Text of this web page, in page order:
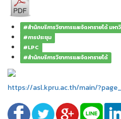
#สำนักบริการวิชาการและจัดหารายได้ มห
#การประชุม
#LPC
#สำนักบริการวิชาการและจัดหารายได้
https://asl.kpru.ac.th/main/